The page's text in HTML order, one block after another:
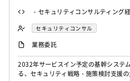
・セキュリティコンサルティング
XDR、PQC等の幅広い知見 ・セキ
・顧客折衝及び提案資料作成経験
セキュリティコンサル
業務委託
2032年サービスイン予定の基幹システ
る、セキュリティ戦略・施策検討支援